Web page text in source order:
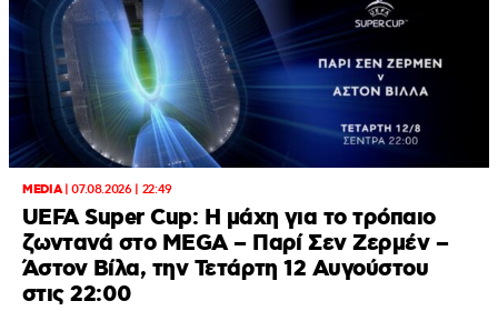
MEDIA|07.08.2026 | 22:49
UEFA Super Cup: Η μάχη για το τρόπαιο
ζωντανά στο MEGA – Παρί Σεν Ζερμέν –
Άστον Βίλα, την Τετάρτη 12 Αυγούστου
στις 22:00